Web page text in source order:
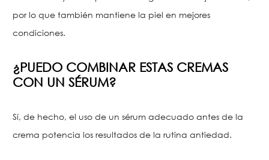
por lo que también mantiene la piel en mejores
condiciones.
¿PUEDO COMBINAR ESTAS CREMAS
CON UN SÉRUM?
Sí, de hecho, el uso de un sérum adecuado antes de la
crema potencia los resultados de la rutina antiedad.